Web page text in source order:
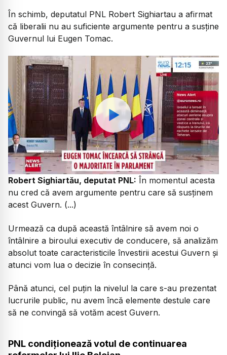
În schimb, deputatul PNL Robert Sighiartau a afirmat
că liberalii nu au suficiente argumente pentru a susține
Guvernul lui Eugen Tomac.
Watch
Robert Sighiartău, deputat PNL: În momentul acesta
nu cred că avem argumente pentru care să susținem
acest Guvern. (...)
Urmează ca după această întâlnire să avem noi o
întâlnire a biroului executiv de conducere, să analizăm
absolut toate caracteristicile învestirii acestui Guvern și
atunci vom lua o decizie în consecință.
Până atunci, cel puțin la nivelul la care s-au prezentat
lucrurile public, nu avem încă elemente destule care
să ne convingă să votăm acest Guvern.
PNL condiționează votul de continuarea